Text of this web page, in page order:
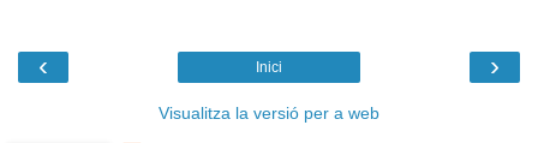
‹ ›
Inici
Visualitza la versió per a web